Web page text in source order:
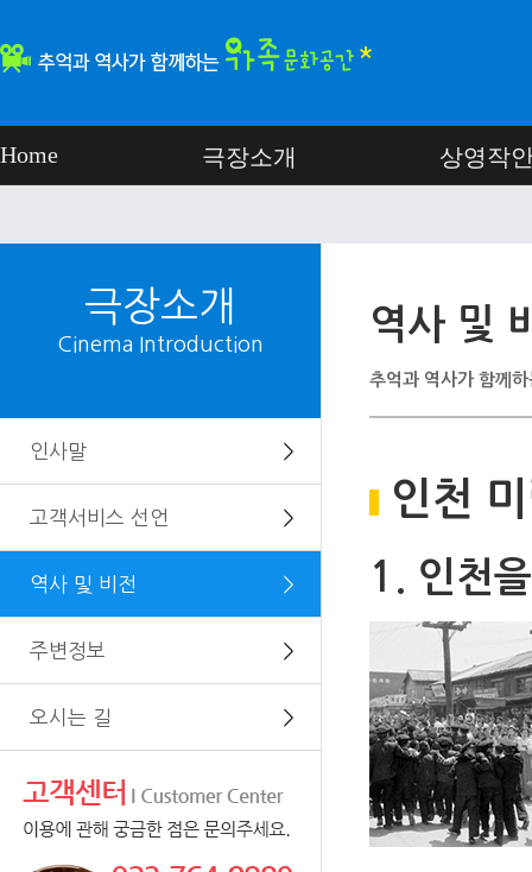
Home 극장소개 상영작
극장소개
Cinema Introduction
인사말 ＞
고객서비스 선언 ＞
역사 및 비전 ＞
주변정보 ＞
오시는 길 ＞
역사 및
추억과 역사가 함께
인천
1. 인천